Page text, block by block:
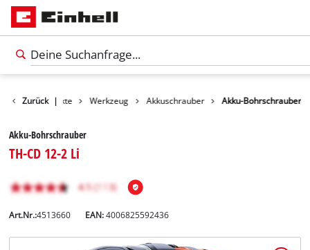
Zurück |
Produkte Werkzeug Akkuschrauber Akku-Bohrschrauber
Akku-Bohrschrauber
TH-CD 12-2 Li
Art.Nr.:4513660 EAN:4006825592436